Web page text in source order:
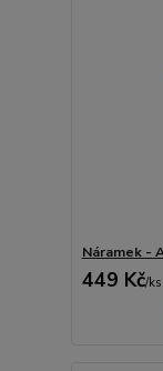
Náramek -
449 Kč/ks